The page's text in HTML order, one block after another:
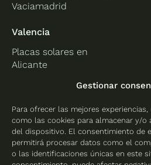
Gestionar
Para ofrecer las mejores
como las cookies para almacenar y/o
del dispositivo. El consentimiento de
permitirá procesar datos como el
o las identificaciones únicas en este
Vaciamadrid
Valencia
Placas solares en
Alicante
Placas solares en
Placas solares en
Valencia